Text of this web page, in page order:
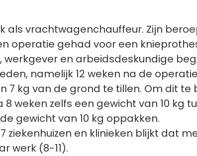
als vrachtwagenchauffeur. Zijn
operatie gehad voor een
en arbeidsdeskundige
namelijk 12 weken na de
7 kg van de grond te tillen. Om dit te
weken zelfs een gewicht van 10 kg
gewicht van 10 kg oppakken.
ziekenhuizen en klinieken blijkt dat
werk (8-11).